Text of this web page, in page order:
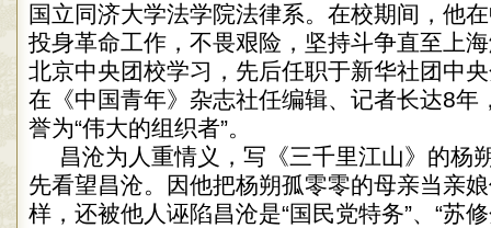
国立同济大学法学院法律系。在校期间，他
投身革命工作，不畏艰险，坚持斗争直至上
北京中央团校学习，先后任职于新华社团中
在《中国青年》杂志社任编辑、记者长达8年
誉为“伟大的组织者”。
昌沧为人重情义，写《三千里江山》的杨
先看望昌沧。因他把杨朔孤零零的母亲当亲
样，还被他人诬陷昌沧是“国民党特务”、“苏